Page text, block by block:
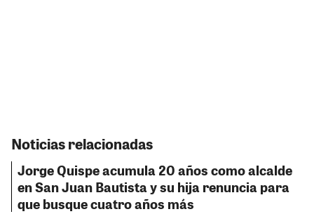
Noticias relacionadas
Jorge Quispe acumula 20 años como alcalde
en San Juan Bautista y su hija renuncia para
que busque cuatro años más